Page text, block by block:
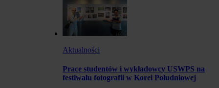
Aktualności
Prace studentów i wykładowcy USWPS na
festiwalu fotografii w Korei Południowej